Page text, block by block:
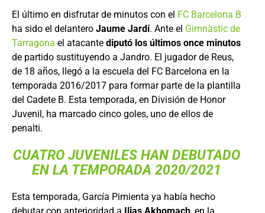
El último en disfrutar de minutos con el FC Barcelona B
ha sido el delantero Jaume Jardí. Ante el Gimnàstic de
Tarragona el atacante diputó los últimos once minutos
de partido sustituyendo a Jandro. El jugador de Reus,
de 18 años, llegó a la escuela del FC Barcelona en la
temporada 2016/2017 para formar parte de la plantilla
del Cadete B. Esta temporada, en División de Honor
Juvenil, ha marcado cinco goles, uno de ellos de
penalti.
CUATRO JUVENILES HAN DEBUTADO
EN LA TEMPORADA 2020/2021
Esta temporada, García Pimienta ya había hecho